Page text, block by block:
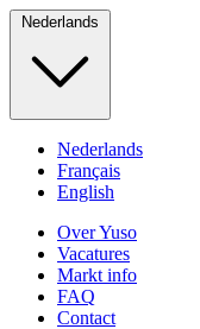
Nederlands
Nederlands
Français
English
Over Yuso
Vacatures
Markt info
FAQ
Contact